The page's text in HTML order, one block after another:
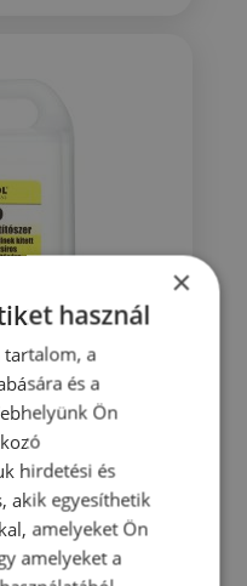
tisztítószer
×
használ
tartalom, a
és a
Ön
hirdetési és
akik egyesíthetik
amelyeket Ön
amelyeket a